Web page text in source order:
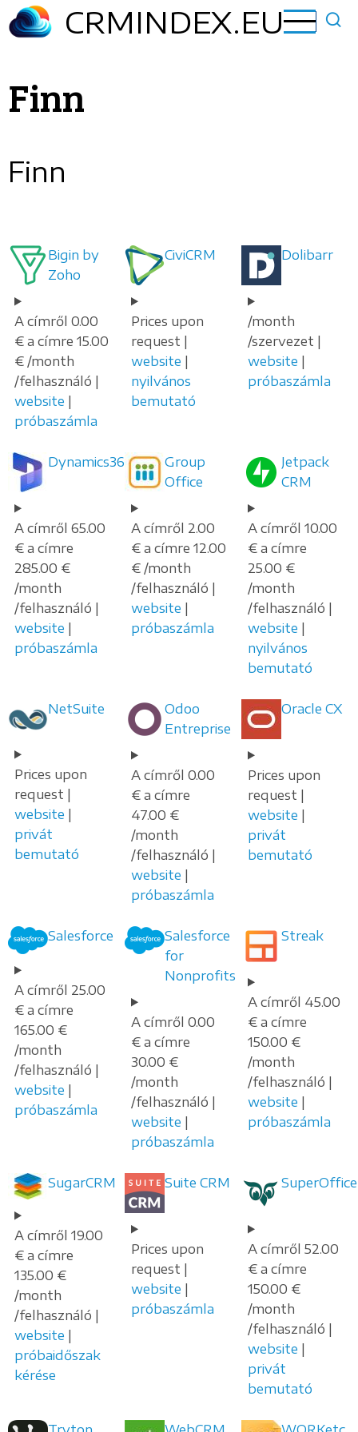
Ugrás
CRMINDEX.EU
Finn
Finn
Bigin by
Zoho
A címről 0.00
€ a címre 15.00
€ /month
/felhasználó |
website |
próbaszámla
CiviCRM
Prices upon
request |
website |
nyilvános
bemutató
Dolibarr
/month
/szervezet |
website |
próbaszámla
Dynamics365
A címről 65.00
€ a címre
285.00 €
/month
/felhasználó |
website |
próbaszámla
Group
Office
A címről 2.00
€ a címre 12.00
€ /month
/felhasználó |
website |
próbaszámla
Jetpack
CRM
A címről 10.00
€ a címre
25.00 €
/month
/felhasználó |
website |
nyilvános
bemutató
NetSuite
Prices upon
request |
website |
privát
bemutató
Odoo
Entreprise
A címről 0.00
€ a címre
47.00 €
/month
/felhasználó |
website |
próbaszámla
Oracle CX
Prices upon
request |
website |
privát
bemutató
Salesforce
A címről 25.00
€ a címre
165.00 €
/month
/felhasználó |
website |
próbaszámla
Salesforce
for
Nonprofits
A címről 0.00
€ a címre
30.00 €
/month
/felhasználó |
website |
próbaszámla
Streak
A címről 45.00
€ a címre
150.00 €
/month
/felhasználó |
website |
próbaszámla
SugarCRM
A címről 19.00
€ a címre
135.00 €
/month
/felhasználó |
website |
próbaidőszak
kérése
Suite CRM
Prices upon
request |
website |
próbaszámla
SuperOffice
A címről 52.00
€ a címre
150.00 €
/month
/felhasználó |
website |
privát
bemutató